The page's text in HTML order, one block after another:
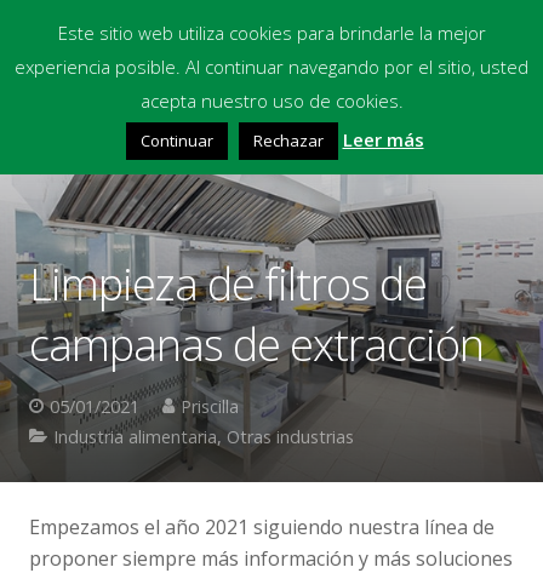
Productos Químicos
Multimedia
Blog
Contacto
Financiación
Limpieza de filtros de
campanas de extracción
05/01/2021
Priscilla
Industria alimentaria, Otras industrias
Empezamos el año 2021 siguiendo nuestra línea de
proponer siempre más información y más soluciones
Este sitio web utiliza cookies para brindarle la mejor
experiencia posible. Al continuar navegando por el sitio, usted
acepta nuestro uso de cookies.
Continuar Rechazar Leer más